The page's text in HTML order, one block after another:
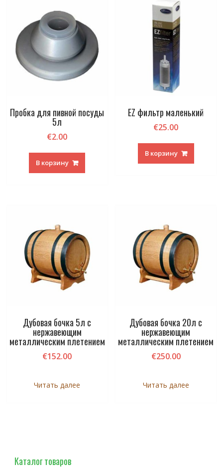
Пробка для пивной посуды
5л
€2.00
В корзину
EZ фильтр маленький
€25.00
В корзину
Дубовая бочка 5л с
нержавеющим
металлическим плетением
€152.00
Читать далее
Дубовая бочка 20л с
нержавеющим
металлическим плетением
€250.00
Читать далее
Каталог товаров